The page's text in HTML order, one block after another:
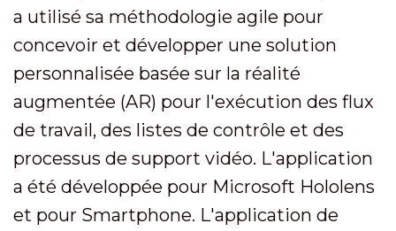
a utilisé sa méthodologie agile pour
concevoir et développer une solution
personnalisée basée sur la réalité
augmentée (AR) pour l'exécution des flux
de travail, des listes de contrôle et des
processus de support vidéo. L'application
a été développée pour Microsoft Hololens
et pour Smartphone. L'application de